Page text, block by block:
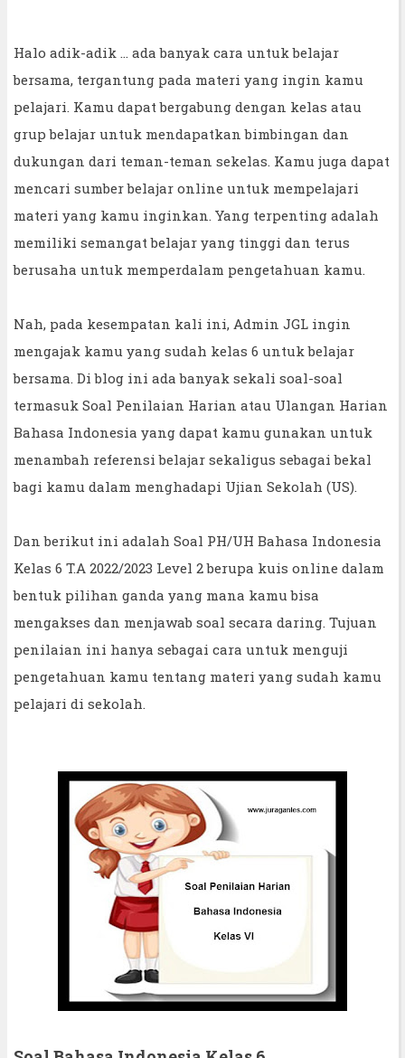
Halo adik-adik ... ada banyak cara untuk belajar
bersama, tergantung pada materi yang ingin kamu
pelajari. Kamu dapat bergabung dengan kelas atau
grup belajar untuk mendapatkan bimbingan dan
dukungan dari teman-teman sekelas. Kamu juga dapat
mencari sumber belajar online untuk mempelajari
materi yang kamu inginkan. Yang terpenting adalah
memiliki semangat belajar yang tinggi dan terus
berusaha untuk memperdalam pengetahuan kamu.
Nah, pada kesempatan kali ini, Admin JGL ingin
mengajak kamu yang sudah kelas 6 untuk belajar
bersama. Di blog ini ada banyak sekali soal-soal
termasuk Soal Penilaian Harian atau Ulangan Harian
Bahasa Indonesia yang dapat kamu gunakan untuk
menambah referensi belajar sekaligus sebagai bekal
bagi kamu dalam menghadapi Ujian Sekolah (US).
Dan berikut ini adalah Soal PH/UH Bahasa Indonesia
Kelas 6 T.A 2022/2023 Level 2 berupa kuis online dalam
bentuk pilihan ganda yang mana kamu bisa
mengakses dan menjawab soal secara daring. Tujuan
penilaian ini hanya sebagai cara untuk menguji
pengetahuan kamu tentang materi yang sudah kamu
pelajari di sekolah.